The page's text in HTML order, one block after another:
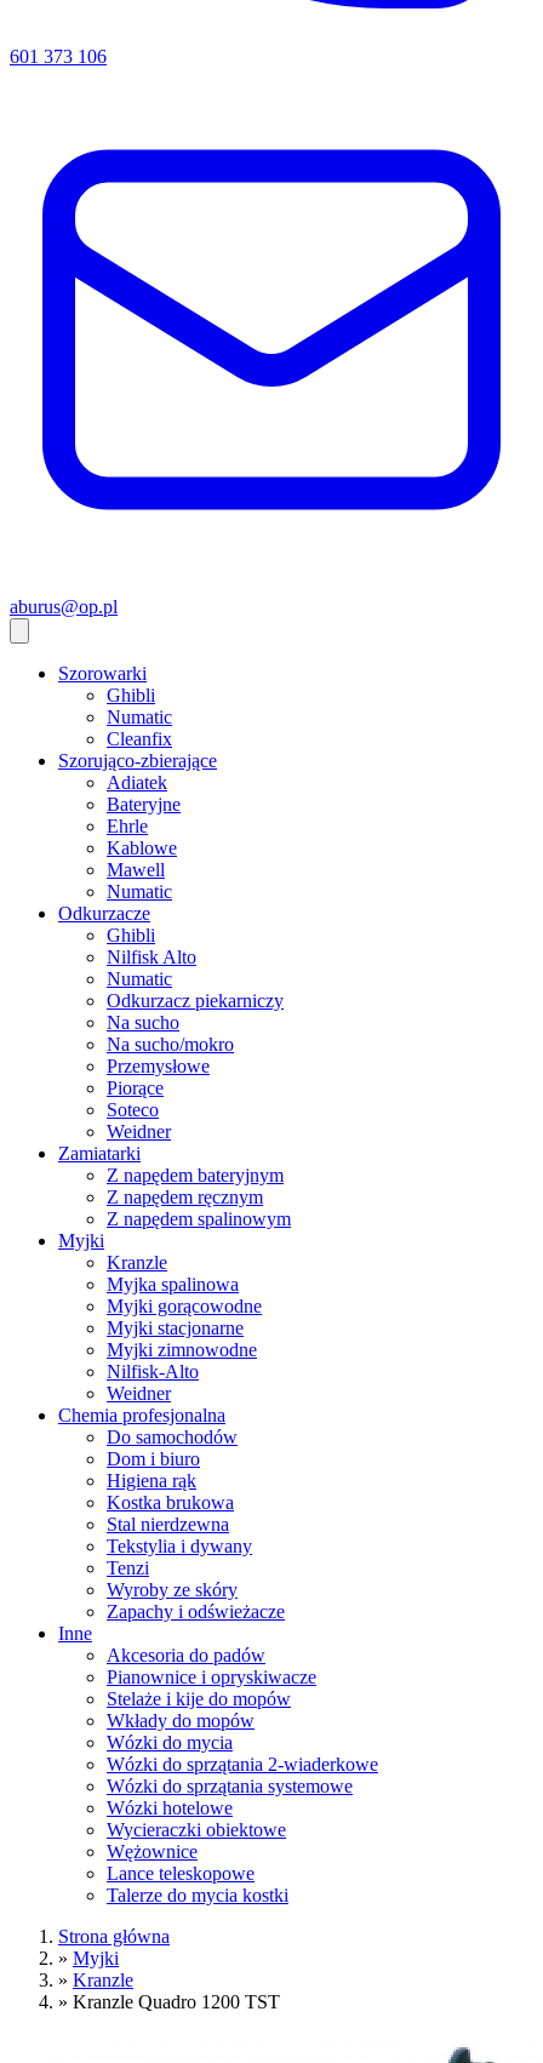
601 373 106
aburus@op.pl
Szorowarki
Ghibli
Numatic
Cleanfix
Szorująco-zbierające
Adiatek
Bateryjne
Ehrle
Kablowe
Mawell
Numatic
Odkurzacze
Ghibli
Nilfisk Alto
Numatic
Odkurzacz piekarniczy
Na sucho
Na sucho/mokro
Przemysłowe
Piorące
Soteco
Weidner
Zamiatarki
Z napędem bateryjnym
Z napędem ręcznym
Z napędem spalinowym
Myjki
Kranzle
Myjka spalinowa
Myjki gorącowodne
Myjki stacjonarne
Myjki zimnowodne
Nilfisk-Alto
Weidner
Chemia profesjonalna
Do samochodów
Dom i biuro
Higiena rąk
Kostka brukowa
Stal nierdzewna
Tekstylia i dywany
Tenzi
Wyroby ze skóry
Zapachy i odświeżacze
Inne
Akcesoria do padów
Pianownice i opryskiwacze
Stelaże i kije do mopów
Wkłady do mopów
Wózki do mycia
Wózki do sprzątania 2-wiaderkowe
Wózki do sprzątania systemowe
Wózki hotelowe
Wycieraczki obiektowe
Wężownice
Lance teleskopowe
Talerze do mycia kostki
Strona główna
» Myjki
» Kranzle
» Kranzle Quadro 1200 TST